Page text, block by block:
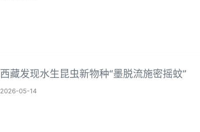
西藏发现水生昆虫新物种“墨脱流施密摇蚊”
2026-05-14